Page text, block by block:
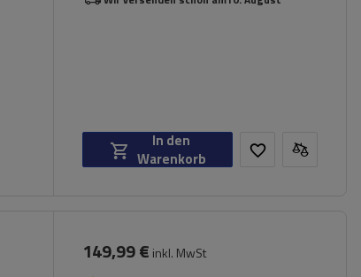
In den
Warenkorb
149,99 € inkl. MwSt